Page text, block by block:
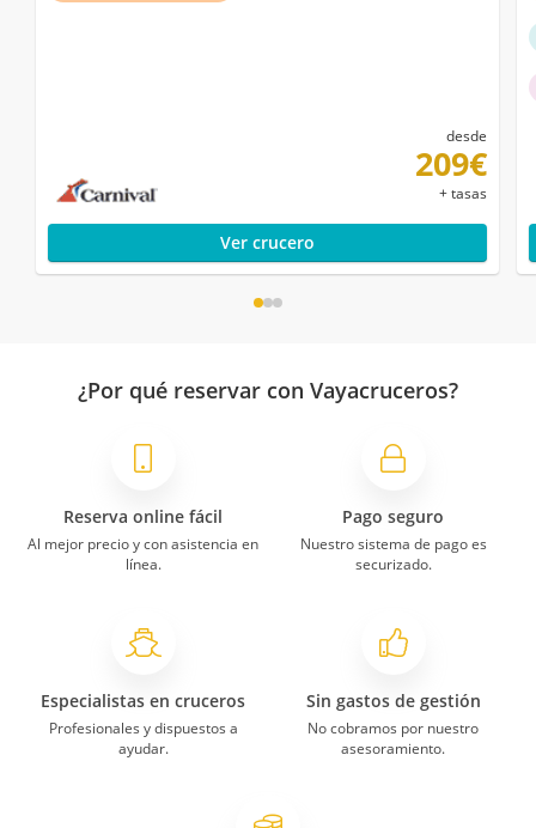
desde
209€
+ tasas
Ver crucero
¿Por qué reservar con Vayacruceros?
Reserva online fácil
Al mejor precio y con asistencia en
línea.
Pago seguro
Nuestro sistema de pago es
securizado.
Especialistas en cruceros
Profesionales y dispuestos a
ayudar.
Sin gastos de gestión
No cobramos por nuestro
asesoramiento.